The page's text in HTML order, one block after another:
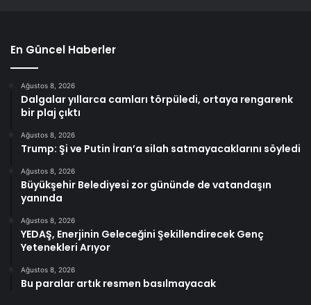
En Güncel Haberler
Ağustos 8, 2026
Dalgalar yıllarca camları törpüledi, ortaya rengarenk
bir plaj çıktı
Ağustos 8, 2026
Trump: Şi ve Putin İran’a silah satmayacaklarını söyledi
Ağustos 8, 2026
Büyükşehir Belediyesi zor gününde de vatandaşın
yanında
Ağustos 8, 2026
YEDAŞ, Enerjinin Geleceğini Şekillendirecek Genç
Yetenekleri Arıyor
Ağustos 8, 2026
Bu paralar artık resmen basılmayacak